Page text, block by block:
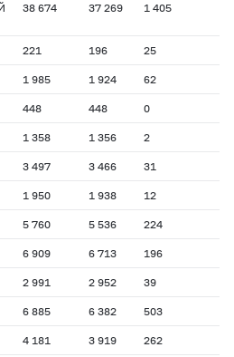
38 674 37 269 1 405
221 196 25
1 985 1 924 62
448 448 0
1 358 1 356 2
3 497 3 466 31
1 950 1 938 12
5 760 5 536 224
6 909 6 713 196
2 991 2 952 39
6 885 6 382 503
4 181 3 919 262